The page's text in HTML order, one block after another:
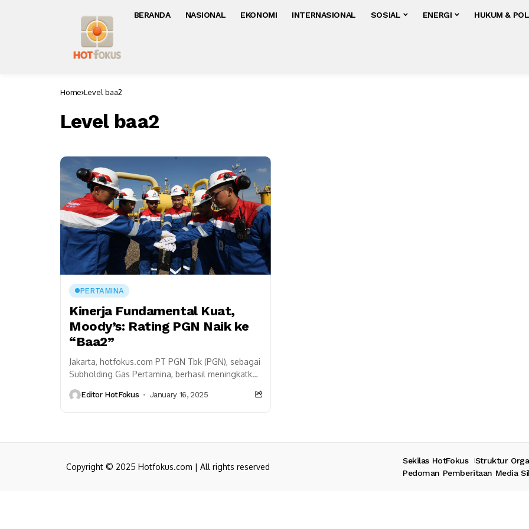
BERANDA NASIONAL EKONOMI INTERNASIONAL SOSIAL ENERGI HUKUM &
Home Level baa2
Level baa2
PERTAMINA
Kinerja Fundamental Kuat,
Moody’s: Rating PGN Naik ke
“Baa2”
Jakarta, hotfokus.com PT PGN Tbk (PGN), sebagai
Subholding Gas Pertamina, berhasil meningkatkan
baa3 menjadi baa2 dari Moody’s...
Editor HotFokus January 16, 2025
Copyright © 2025 Hotfokus.com | All rights reserved
Sekilas HotFokus
Struktur
Pedoman Pemberitaan Media